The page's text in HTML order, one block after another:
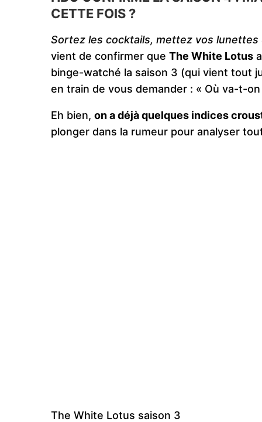
CETTE FOIS ?
Sortez les cocktails, mettez vos
vient de confirmer que The White Lotus
binge-watché la saison 3 (qui vient tout
en train de vous demander : « Où va-t-
Eh bien, on a déjà quelques indices
plonger dans la rumeur pour analyser
The White Lotus saison 3